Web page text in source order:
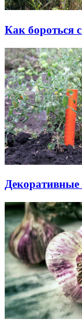
Как бороться